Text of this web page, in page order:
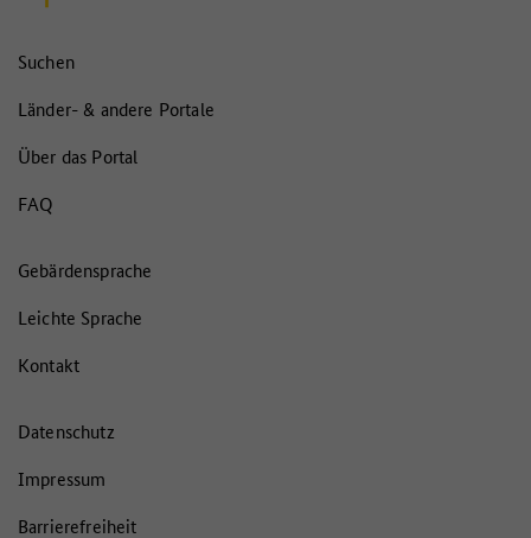
Suchen
Länder- & andere Portale
Über das Portal
FAQ
Gebärdensprache
Leichte Sprache
Kontakt
Datenschutz
Impressum
Barrierefreiheit